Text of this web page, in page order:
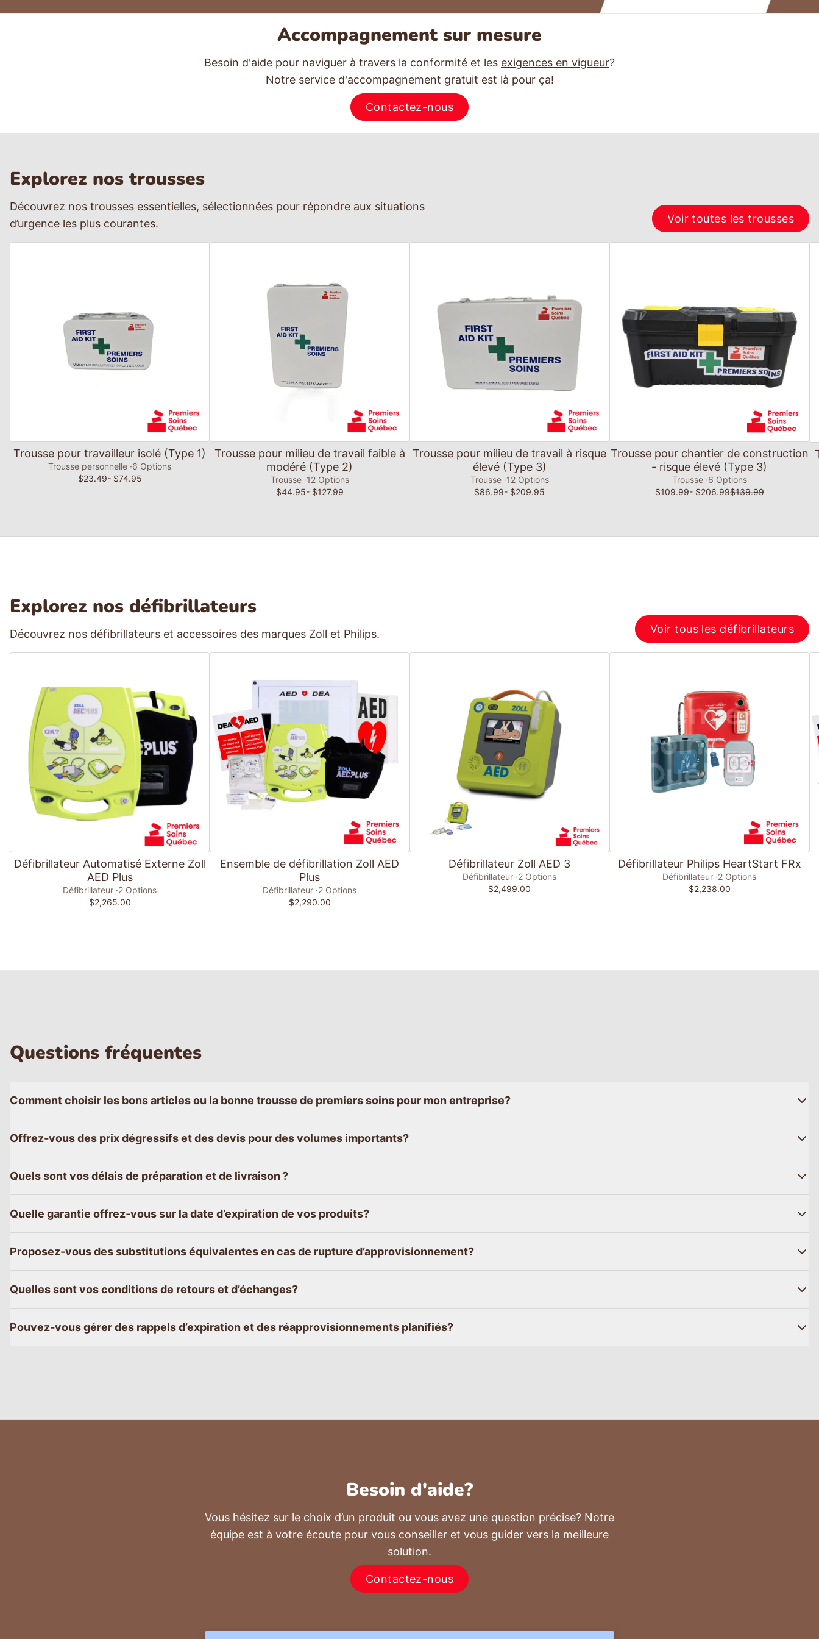
Accompagnement sur mesure
Besoin d'aide pour naviguer à travers la conformité et les exigences en vigueur?
Notre service d'accompagnement gratuit est là pour ça!
Contactez-nous
Explorez nos trousses
Découvrez nos trousses essentielles, sélectionnées pour répondre aux situations
d’urgence les plus courantes.
Voir toutes les trousses
Trousse pour travailleur isolé (Type 1)
Trousse personnelle 6 Options
$23.49- $74.95
Trousse pour milieu de travail faible à
modéré (Type 2)
Trousse 12 Options
$44.95- $127.99
Trousse pour milieu de travail à risque
élevé (Type 3)
Trousse 12 Options
$86.99- $209.95
Trousse pour chantier de construction
- risque élevé (Type 3)
Trousse 6 Options
$109.99- $206.99$139.99
Explorez nos défibrillateurs
Découvrez nos défibrillateurs et accessoires des marques Zoll et Philips. Voir tous les défibrillateurs
Ajouter au panier
Défibrillateur Automatisé Externe Zoll
AED Plus
Défibrillateur 2 Options
$2,265.00
Ajouter au panier
Ensemble de défibrillation Zoll AED
Plus
Défibrillateur 2 Options
$2,290.00
Défibrillateur Zoll AED 3
Défibrillateur 2 Options
$2,499.00
Ajouter au panier
Défibrillateur Philips HeartStart FRx
Défibrillateur 2 Options
$2,238.00
Questions fréquentes
Comment choisir les bons articles ou la bonne trousse de premiers soins pour mon entreprise?
Offrez‑vous des prix dégressifs et des devis pour des volumes importants?
Quels sont vos délais de préparation et de livraison ?
Quelle garantie offrez‑vous sur la date d’expiration de vos produits?
Proposez‑vous des substitutions équivalentes en cas de rupture d’approvisionnement?
Quelles sont vos conditions de retours et d’échanges?
Pouvez‑vous gérer des rappels d’expiration et des réapprovisionnements planifiés?
Besoin d'aide?
Vous hésitez sur le choix d’un produit ou vous avez une question précise? Notre
équipe est à votre écoute pour vous conseiller et vous guider vers la meilleure
solution.
Contactez-nous